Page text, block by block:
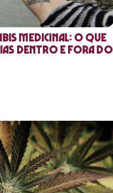
medicinal: o que
dentro e fora do